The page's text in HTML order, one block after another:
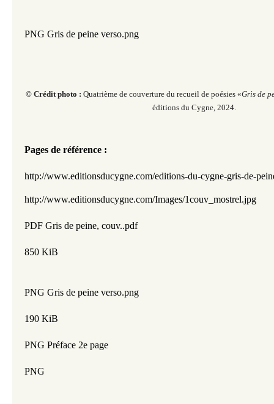
PNG Gris de peine verso.png
© Crédit photo : Quatrième de couverture du recueil de poésies «Gris de
éditions du Cygne, 2024.
Pages de référence :
http://www.editionsducygne.com/editions-du-cygne-
http://www.editionsducygne.com/Images/1couv_mostrel.jpg
PDF Gris de peine, couv..pdf
850 KiB
PNG Gris de peine verso.png
190 KiB
PNG Préface 2e page
PNG